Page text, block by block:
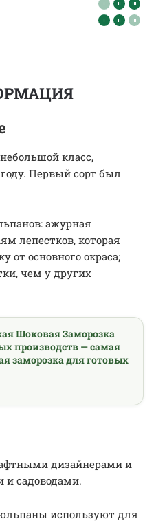
класс,
году. Первый сорт был
ажурная
лепестков, которая
от основного окраса;
чем у других
Шоковая Заморозка
производств — самая
заморозка для готовых
дизайнерами и
садоводами.
используют для